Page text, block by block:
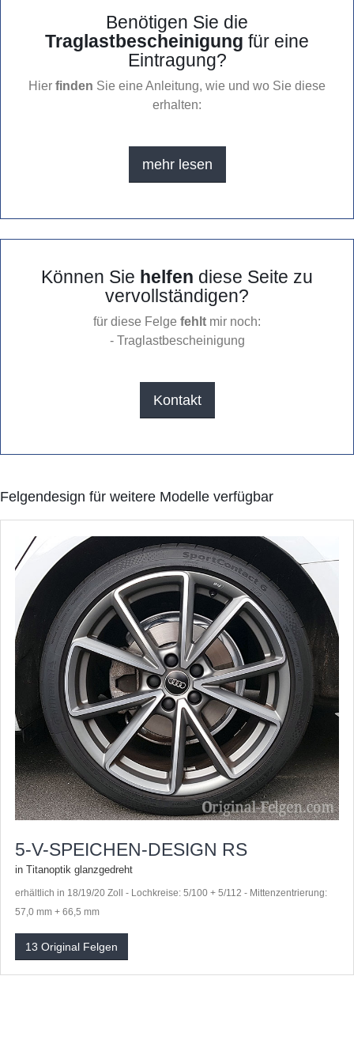
Benötigen Sie die
Traglastbescheinigung für eine
Eintragung?
Hier finden Sie eine Anleitung, wie und wo Sie diese
erhalten:
mehr lesen
Können Sie helfen diese Seite zu
vervollständigen?
für diese Felge fehlt mir noch:
- Traglastbescheinigung
Kontakt
Felgendesign für weitere Modelle verfügbar
5-V-SPEICHEN-DESIGN RS
in Titanoptik glanzgedreht
erhältlich in 18/19/20 Zoll - Lochkreise: 5/100 + 5/112 - Mittenzentrierung:
57,0 mm + 66,5 mm
13 Original Felgen